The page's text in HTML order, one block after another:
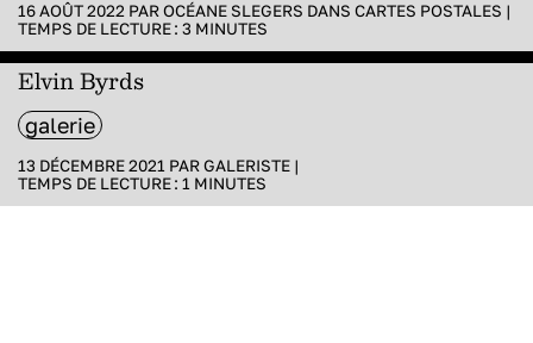
16 AOÛT 2022 PAROCÉANE SLEGERS DANS CARTES POSTALES |
TEMPS DE LECTURE : 3 MINUTES
Elvin Byrds
galerie
13 DÉCEMBRE 2021 PARGALERISTE |
TEMPS DE LECTURE : 1 MINUTES